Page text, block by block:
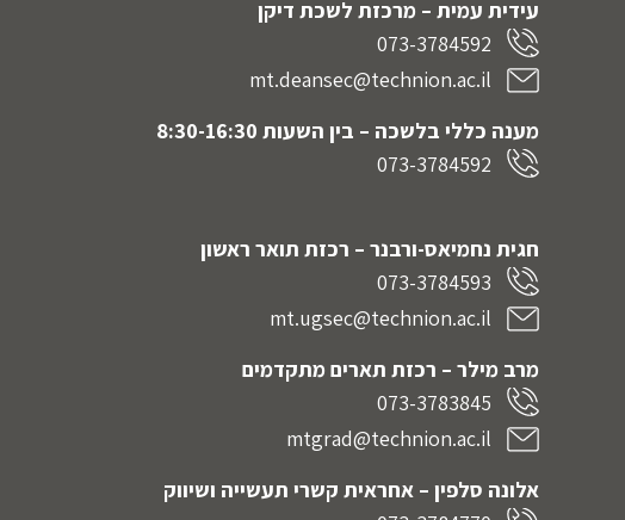
עידית עמית – מרכזת לשכת דיקן
073-3784592
mt.deansec@technion.ac.il
מענה כללי בלשכה – בין השעות 8:30-16:30
073-3784592
חגית נחמיאס-ורבנר – רכזת תואר ראשון
073-3784593
mt.ugsec@technion.ac.il
מרב מילר – רכזת תארים מתקדמים
073-3783845
mtgrad@technion.ac.il
אלונה סלפין – אחראית קשרי תעשייה ושיווק